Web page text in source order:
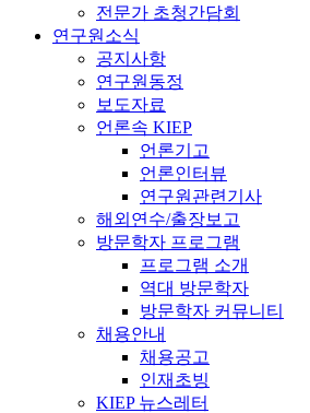
전문가 초청간담회
연구원소식
공지사항
연구원동정
보도자료
언론속 KIEP
언론기고
언론인터뷰
연구원관련기사
해외연수/출장보고
방문학자 프로그램
프로그램 소개
역대 방문학자
방문학자 커뮤니티
채용안내
채용공고
인재초빙
KIEP 뉴스레터